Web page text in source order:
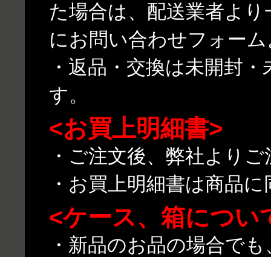
た場合は、配送業者よ
にお問い合わせフォー
・返品・交換は未開封
す。
<お買上明細書>
・ご注文後、弊社より
・お買上明細書は商品
<ケース、箱につい
・新品のお品の場合で